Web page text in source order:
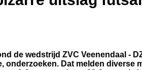
de wedstrijd ZVC Veenendaal -
onderzoeken. Dat melden diverse